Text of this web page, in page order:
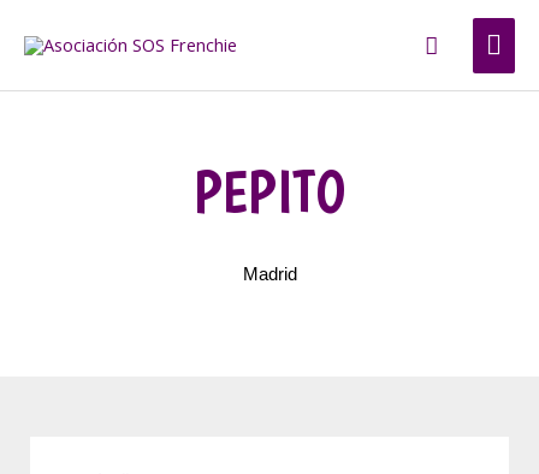
Buscar
PEPITO
Madrid